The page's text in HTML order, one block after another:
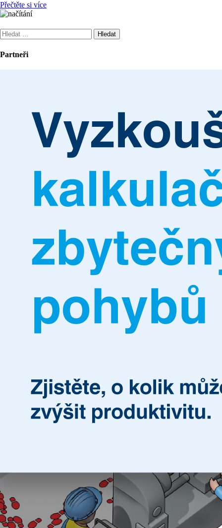
Přečtěte si více
Vyhledávání
Partneři